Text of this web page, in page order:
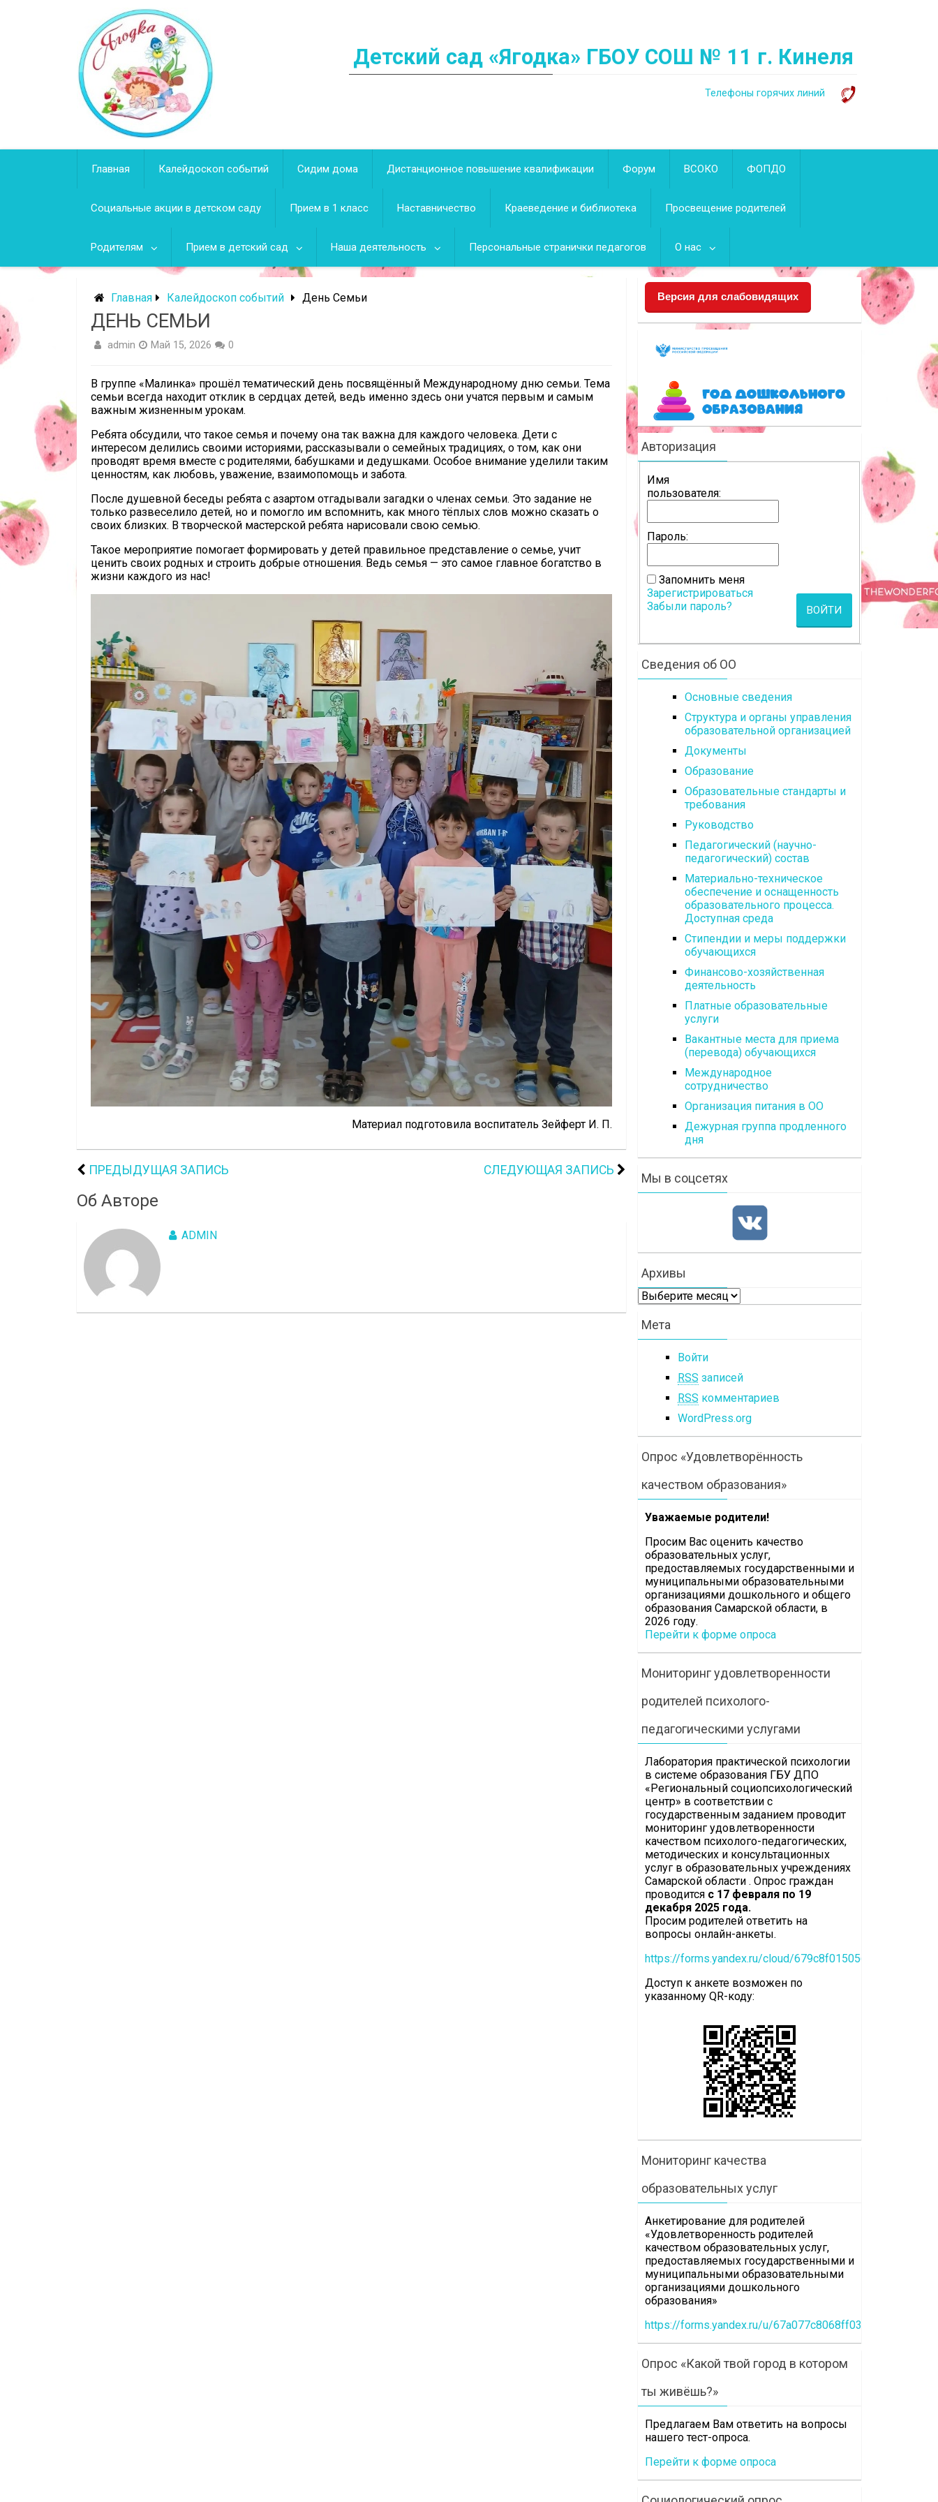
Детский сад «Ягодка» ГБОУ СОШ № 11 г. Кинеля
Телефоны горячих линий
Главная Калейдоскоп событий Сидим дома Дистанционное повышение квалификации Форум ВСОКО ФОПДО
Социальные акции в детском саду Прием в 1 класс Наставничество Краеведение и библиотека Просвещение родителей
Родителям Прием в детский сад Наша деятельность Персональные странички педагогов О нас
Главная Калейдоскоп событий День Семьи
ДЕНЬ СЕМЬИ
admin Май 15, 2026 0
В группе «Малинка» прошёл тематический день посвящённый Международному дню семьи. Тема
семьи всегда находит отклик в сердцах детей, ведь именно здесь они учатся первым и самым
важным жизненным урокам.
Ребята обсудили, что такое семья и почему она так важна для каждого человека. Дети с
интересом делились своими историями, рассказывали о семейных традициях, о том, как они
проводят время вместе с родителями, бабушками и дедушками. Особое внимание уделили таким
ценностям, как любовь, уважение, взаимопомощь и забота.
После душевной беседы ребята с азартом отгадывали загадки о членах семьи. Это задание не
только развеселило детей, но и помогло им вспомнить, как много тёплых слов можно сказать о
своих близких. В творческой мастерской ребята нарисовали свою семью.
Такое мероприятие помогает формировать у детей правильное представление о семье, учит
ценить своих родных и строить добрые отношения. Ведь семья — это самое главное богатство в
жизни каждого из нас!
Материал подготовила воспитатель Зейферт И. П.
ПРЕДЫДУЩАЯ ЗАПИСЬ СЛЕДУЮЩАЯ ЗАПИСЬ
Об Авторе
ADMIN
Версия для слабовидящих
Авторизация
Имя
пользователя:
Пароль:
Запомнить меня
ВОЙТИ
Зарегистрироваться
Забыли пароль?
Сведения об ОО
Основные сведения
Структура и органы управления
образовательной организацией
Документы
Образование
Образовательные стандарты и
требования
Руководство
Педагогический (научно-
педагогический) состав
Материально-техническое
обеспечение и оснащенность
образовательного процесса.
Доступная среда
Стипендии и меры поддержки
обучающихся
Финансово-хозяйственная
деятельность
Платные образовательные
услуги
Вакантные места для приема
(перевода) обучающихся
Международное
сотрудничество
Организация питания в ОО
Дежурная группа продленного
дня
Мы в соцсетях
Архивы
Архивы
Мета
Войти
RSS записей
RSS комментариев
WordPress.org
Опрос «Удовлетворённость
качеством образования»
Уважаемые родители!
Просим Вас оценить качество
образовательных услуг,
предоставляемых государственными и
муниципальными образовательными
организациями дошкольного и общего
образования Самарской области, в
2026 году.
Перейти к форме опроса
Мониторинг удовлетворенности
родителей психолого-
педагогическими услугами
Лаборатория практической психологии
в системе образования ГБУ ДПО
«Региональный социопсихологический
центр» в соответствии с
государственным заданием проводит
мониторинг удовлетворенности
качеством психолого-педагогических,
методических и консультационных
услуг в образовательных учреждениях
Самарской области . Опрос граждан
проводится с 17 февраля по 19
декабря 2025 года.
Просим родителей ответить на
вопросы онлайн-анкеты.
https://forms.yandex.ru/cloud/
Доступ к анкете возможен по
указанному QR-коду:
Мониторинг качества
образовательных услуг
Анкетирование для родителей
«Удовлетворенность родителей
качеством образовательных услуг,
предоставляемых государственными и
муниципальными образовательными
организациями дошкольного
образования»
https://forms.yandex.ru/u/67a077c8068ff0360b1e30e7
Опрос «Какой твой город в котором
ты живёшь?»
Предлагаем Вам ответить на вопросы
нашего тест-опроса.
Перейти к форме опроса